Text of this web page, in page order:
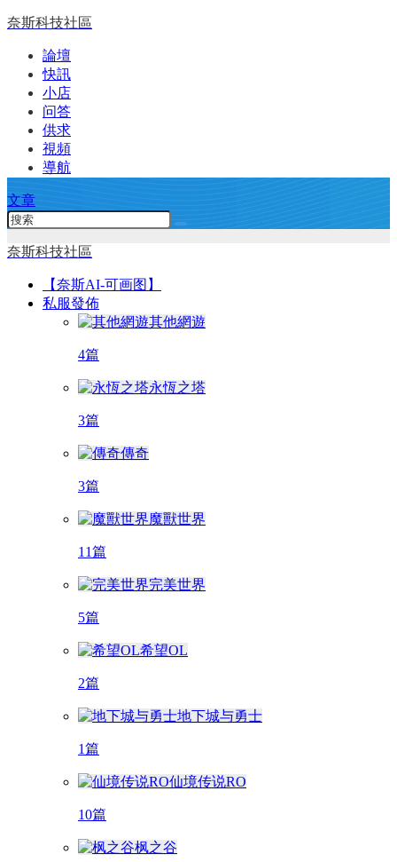
奈斯科技社區
論壇
快訊
小店
问答
供求
視頻
導航
文章
奈斯科技社區
【奈斯AI-可画图】
私服發佈
其他網遊
4篇
永恆之塔
3篇
傳奇
3篇
魔獸世界
11篇
完美世界
5篇
希望OL
2篇
地下城与勇士
1篇
仙境传说RO
10篇
枫之谷